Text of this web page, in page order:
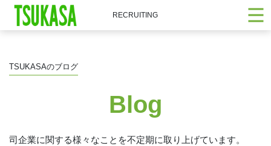
RECRUITING
TSUKASAのブログ
Blog
司企業に関する様々なことを不定期に取り上げています。